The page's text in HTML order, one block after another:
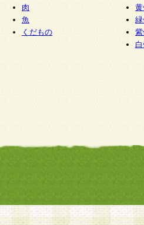
で提 供いただいたも
自らの個人情報の提供
をお預かりいたしませ
商品やサービス等をご
了承ください。
6.当社は、お客様から
加・ 利用停止等を求
て確認できた場合に限
いただきます。なお、
ります。
1.会員とは、本規約
了し、当社が承認した
が以下に該当する場合
肉
魚
くだもの